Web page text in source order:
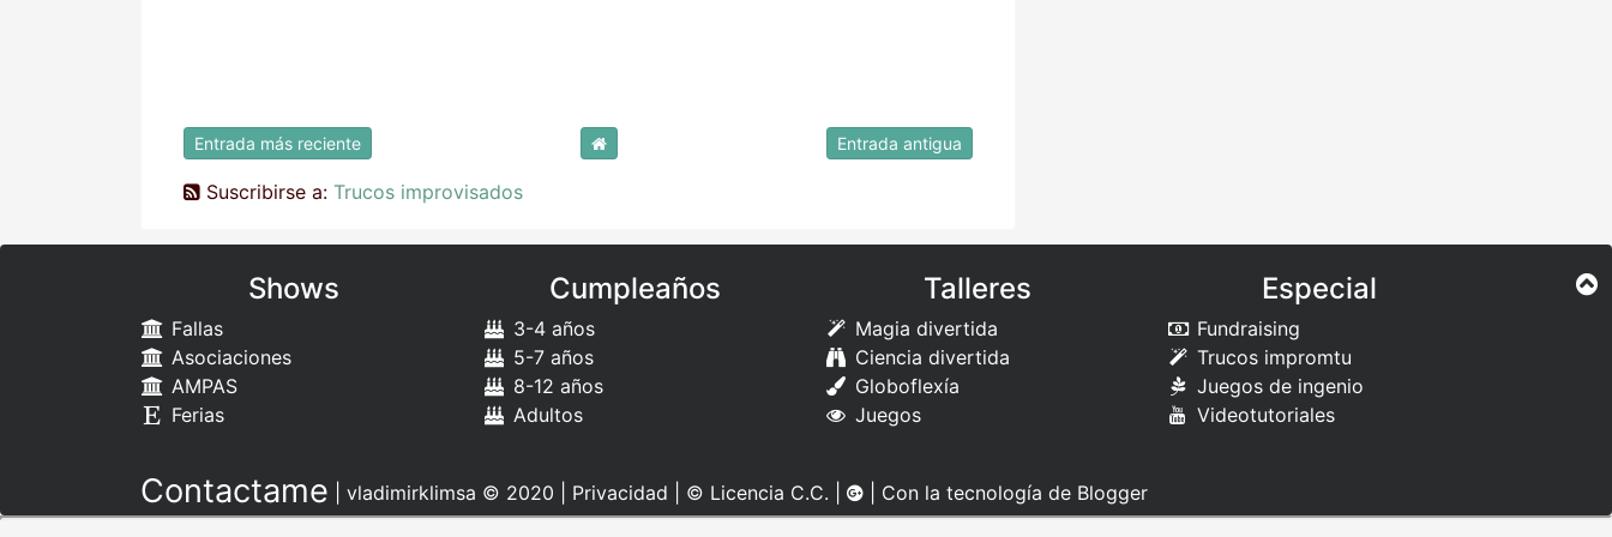
Entrada más reciente Entrada antigua
Suscribirse a: Trucos improvisados
Shows
Fallas
Asociaciones
AMPAS
Ferias
Cumpleaños
3-4 años
5-7 años
8-12 años
Adultos
Talleres
Magia divertida
Ciencia divertida
Globoflexía
Juegos
Especial
Fundraising
Trucos impromtu
Juegos de ingenio
Videotutoriales
Contactame vladimirklimsa © 2020 | Privacidad © Licencia C.C. | Con la tecnología de Blogger